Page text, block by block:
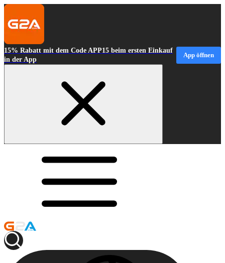
15% Rabatt mit dem Code APP15 beim ersten Einkauf
in der App
App öffnen